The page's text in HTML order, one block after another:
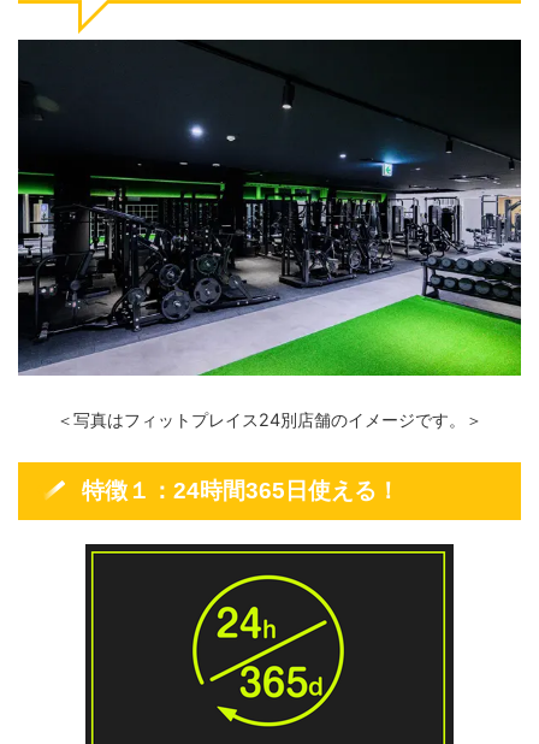
＜写真はフィットプレイス24別店舗のイメージです。＞
特徴１：24時間365日使える！